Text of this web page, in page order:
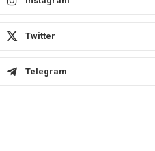
Twitter
Telegram